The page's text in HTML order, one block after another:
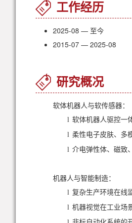
工作经历
2025-08 — 至今
2015-07 — 2025-08
研究概况
软体机器人与软传感器：
l 软体机器人驱控一
l 柔性电子皮肤、多
l 介电弹性体、磁致
机器人与智能制造：
l 复杂生产环境在线
l 机器视觉在工业场